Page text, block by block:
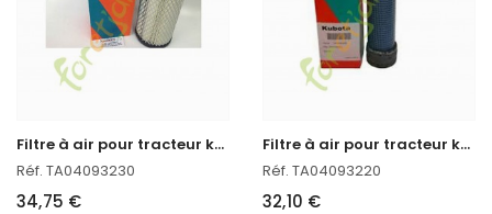
F
iltre à air pour tracteur kubota
Réf. TA04093230
34,75 €
F
iltre à air pour tracteur kubota
Réf. TA04093220
32,10 €